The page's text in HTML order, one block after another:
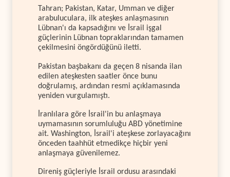
Tahran; Pakistan, Katar, Umman ve diğer
arabuluculara, ilk ateşkes anlaşmasının
Lübnan'ı da kapsadığını ve İsrail işgal
güçlerinin Lübnan topraklarından tamamen
çekilmesini öngördüğünü iletti.
Pakistan başbakanı da geçen 8 nisanda ilan
edilen ateşkesten saatler önce bunu
doğrulamış, ardından resmi açıklamasında
yeniden vurgulamıştı.
İranlılara göre İsrail'in bu anlaşmaya
uymamasının sorumluluğu ABD yönetimine
ait. Washington, İsrail'i ateşkese zorlayacağını
önceden taahhüt etmedikçe hiçbir yeni
anlaşmaya güvenilemez.
Direniş güçleriyle İsrail ordusu arasındaki